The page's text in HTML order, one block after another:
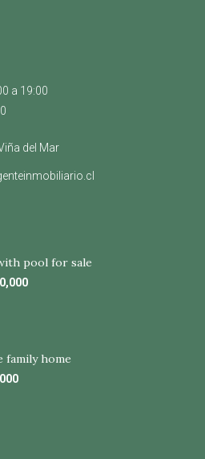
a 19:00
del Mar
pool for sale
family home